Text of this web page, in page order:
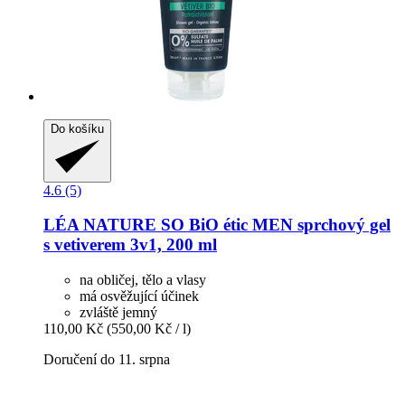
Do košíku
4.6 (5)
LÉA NATURE SO BiO étic MEN sprchový gel
s vetiverem 3v1, 200 ml
na obličej, tělo a vlasy
má osvěžující účinek
zvláště jemný
110,00 Kč (550,00 Kč / l)
Doručení do 11. srpna